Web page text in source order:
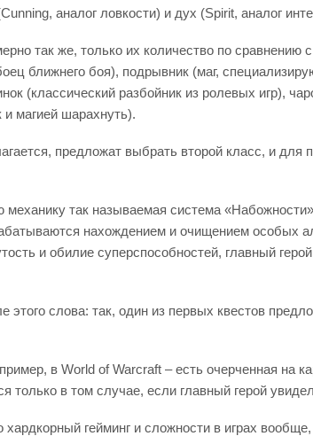
аналог ловкости) и дух (Spirit, аналог
так же, только их количество по
ближнего боя), подрывник (маг,
(классический разбойник из ролевых игр),
и магией шарахнуть).
предложат выбрать второй класс, и
так называемая система
нахождением и очищением особых
и обилие суперспособностей, главный
этого слова: так, один из первых квестов
в World of Warcraft – есть очерченная на
только в том случае, если главный герой
хардкорный гейминг и сложности в играх